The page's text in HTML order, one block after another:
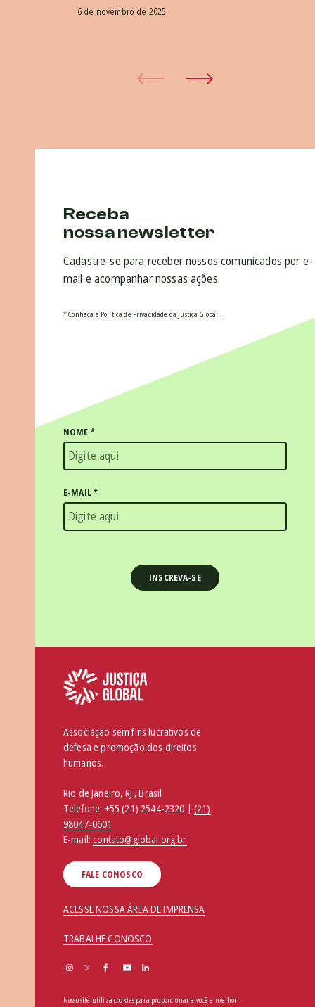
6 de novembro de 2025
Receba
nossa newsletter
Cadastre-se para receber nossos comunicados por e-
mail e acompanhar nossas ações.
* Conheça a Política de Privacidade da Justiça Global.
NOME *
E-MAIL*
Associação sem fins lucrativos de
defesa e promoção dos direitos
humanos.
Rio de Janeiro, RJ , Brasil
Telefone: +55 (21) 2544-2320 | (21)
98047-0601
E-mail:contato@global.org.br
FALE CONOSCO
ACESSE NOSSA ÁREA DE IMPRENSA
TRABALHE CONOSCO
Nosso site utiliza cookies para proporcionar a você a melhor